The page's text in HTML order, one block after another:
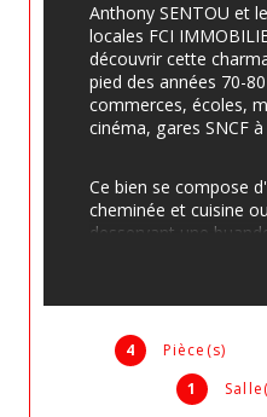
4 Pièce(s)
1
Anthony SENTOU et
locales FCI
découvrir cette
pied des années 70-
commerces, écoles,
cinéma, gares SNCF
Ce bien se compose
cheminée et cuisine
desservant une
avec deux autres
A l'extérieur, profitez
avec une spacieuse